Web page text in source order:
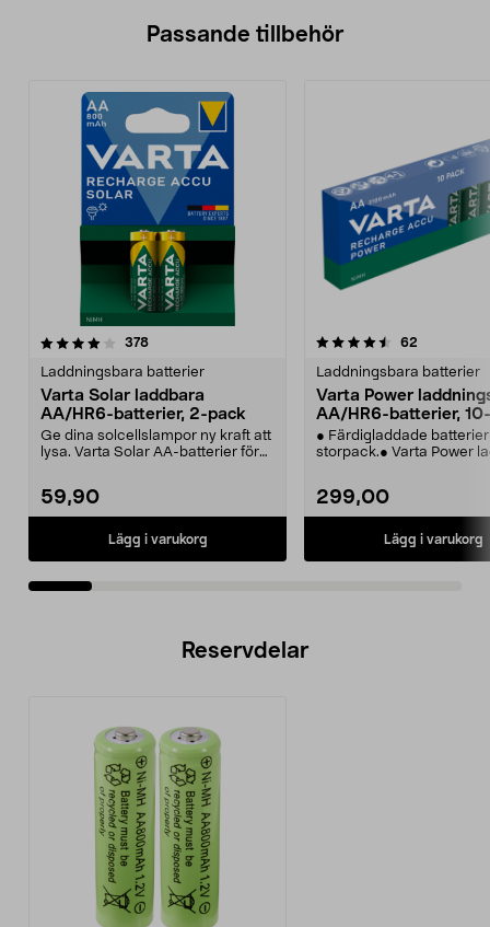
Passande tillbehör
378recensioner
Laddningsbara batterier
Varta Solar laddbara
AA/HR6-batterier, 2-pack
Ge dina solcellslampor ny kraft att
lysa. Varta Solar AA-batterier för
59,90
Lägg i varukorg
4.5av 5 stjärnor 62
Laddningsbara batterier
Varta Power
AA/HR6-batterier,
● Färdigladdade
storpack.● Varta Power
299,00
Lägg i varukorg
4.5av 5 stjärnor
Reservdelar